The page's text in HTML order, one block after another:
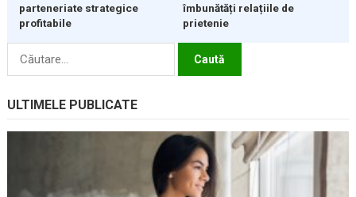
parteneriate strategice
profitabile
îmbunătăți relațiile de
prietenie
Caută
ULTIMELE PUBLICATE